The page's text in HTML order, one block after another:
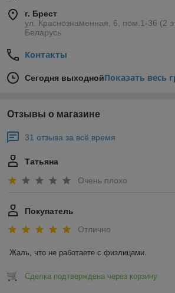
г. Брест
ул. Краснознаменная, 6, пом.1-36 (2
Беларусь
Контакты
Сегодня выходнойПоказать весь
Отзывы о магазине
31 отзыва за всё время
Татьяна
Очень плохо
Покупатель
Отлично
Жаль, что не работаете с физлицами.
Сделка подтверждена через корзину